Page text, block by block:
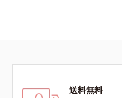
かさ印象が高く評価されたこと*3
データベースPubMed及びGoogle
送料無料